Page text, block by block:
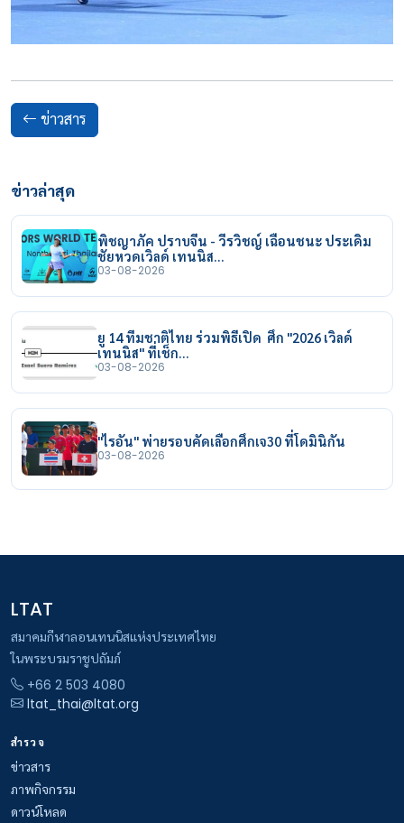
ข่าวสาร
ข่าวล่าสุด
พิชญาภัค ปราบจีน - วีรวิชญ์ เฉือนชนะ ประเดิม
ชัยหวดเวิลด์ เทนนิส…
03-08-2026
ยู 14 ทีมชาติไทย ร่วมพิธีเปิด ศึก "2026 เวิลด์
เทนนิส" ที่เช็ก…
03-08-2026
"ไรอัน" พ่ายรอบคัดเลือกศึกเจ30 ที่โดมินิกัน
03-08-2026
LTAT
สมาคมกีฬาลอนเทนนิสแห่งประเทศไทย
ในพระบรมราชูปถัมภ์
+66 2 503 4080
ltat_thai@ltat.org
สำรวจ
ข่าวสาร
ภาพกิจกรรม
ดาวน์โหลด